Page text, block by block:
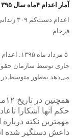
آمار اعدام ۴ماه سال ١٣٩۵
فرجام
جاری توسط سازمان
می‌دهد به‌طور متوسط در هر روز بیش از
حکم آنها آشکارا
مهمترین نکته
داعش دستگیر شده